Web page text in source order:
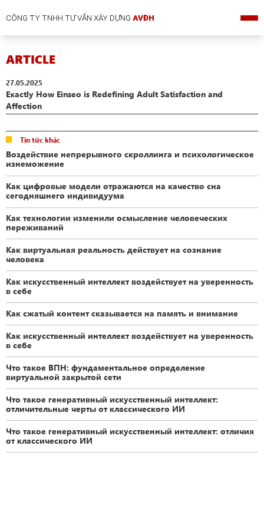
CÔNG TY TNHH TƯ VẤN XÂY DỰNGAVĐH
ARTICLE
27.05.2025
Exactly How Einseo is Redefining Adult Satisfaction and
Affection
Tin tức khác
Воздействие непрерывного скроллинга и психологическое
изнеможение
Как цифровые модели отражаются на качество сна
сегодняшнего индивидуума
Как технологии изменили осмысление человеческих
переживаний
Как виртуальная реальность действует на сознание
человека
Как искусственный интеллект воздействует на уверенность
в себе
Как сжатый контент сказывается на память и внимание
Как искусственный интеллект воздействует на уверенность
в себе
Что такое ВПН: фундаментальное определение
виртуальной закрытой сети
Что такое генеративный искусственный интеллект:
отличительные черты от классического ИИ
Что такое генеративный искусственный интеллект: отличия
от классического ИИ